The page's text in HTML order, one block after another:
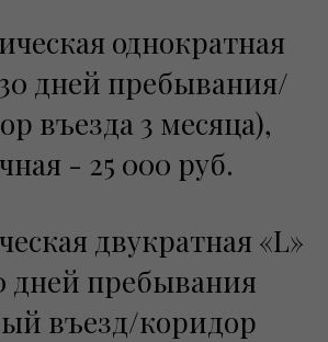
однократная
дней пребывания/
въезда 3 месяца),
- 25 000 руб.
двукратная «L»
дней пребывания
въезд/коридор